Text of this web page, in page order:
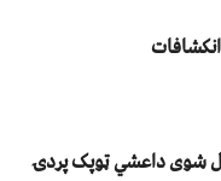
شوی داعشي ټوپک پردۍ